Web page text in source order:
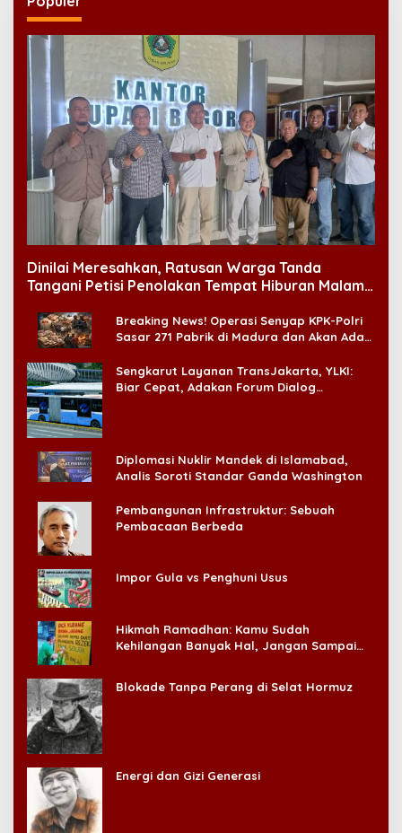
Dinilai Meresahkan, Ratusan Warga Tanda
Tangani Petisi Penolakan Tempat Hiburan Malam
Breaking News! Operasi Senyap KPK-Polri
Sasar 271 Pabrik di Madura dan Akan Ada
Sengkarut Layanan TransJakarta, YLKI:
Biar Cepat, Adakan Forum Dialog
Diplomasi Nuklir Mandek di Islamabad,
Analis Soroti Standar Ganda Washington
Pembangunan Infrastruktur: Sebuah
Pembacaan Berbeda
Impor Gula vs Penghuni Usus
Hikmah Ramadhan: Kamu Sudah
Kehilangan Banyak Hal, Jangan Sampai
Blokade Tanpa Perang di Selat Hormuz
Energi dan Gizi Generasi